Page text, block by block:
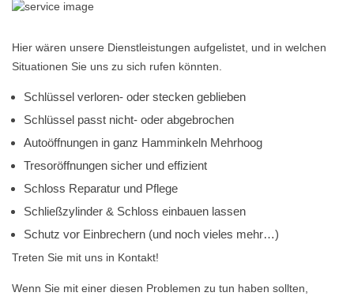
Hier wären unsere Dienstleistungen aufgelistet, und in welchen
Situationen Sie uns zu sich rufen könnten.
Schlüssel verloren- oder stecken geblieben
Schlüssel passt nicht- oder abgebrochen
Autoöffnungen in ganz Hamminkeln Mehrhoog
Tresoröffnungen sicher und effizient
Schloss Reparatur und Pflege
Schließzylinder & Schloss einbauen lassen
Schutz vor Einbrechern (und noch vieles mehr…)
Treten Sie mit uns in Kontakt!
Wenn Sie mit einer diesen Problemen zu tun haben sollten,